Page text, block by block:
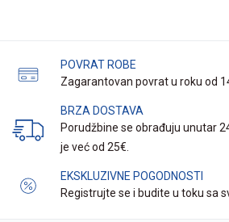
POVRAT ROBE
Zagarantovan povrat u roku od
BRZA DOSTAVA
Porudžbine se obrađuju unutar
je već od 25€.
EKSKLUZIVNE POGODNOSTI
Registrujte se i budite u toku sa